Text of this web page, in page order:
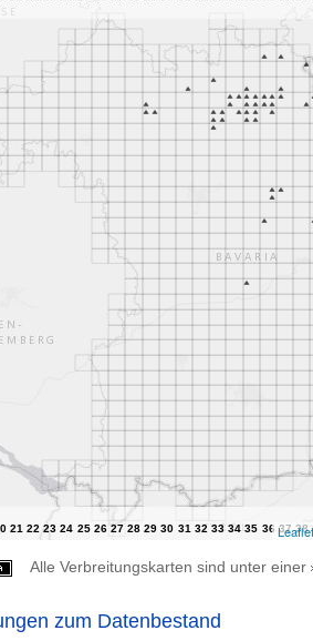
Leaflet
Alle Verbreitungskarten sind unter einer
zum Datenbestand